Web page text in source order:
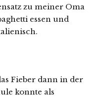
zu meiner Oma
essen und
Fieber dann in der
konnte als